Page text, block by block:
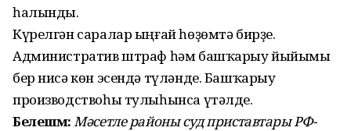
һалынды.
Күрелгән саралар ыңғай һөҙөмтә бирҙе.
Административ штраф һәм башҡарыу йыйымы
бер нисә көн эсендә түләнде. Башҡарыу
производствоһы тулыһынса үтәлде.
Белешмә:Мәсетле районы суд приставтары РФ-